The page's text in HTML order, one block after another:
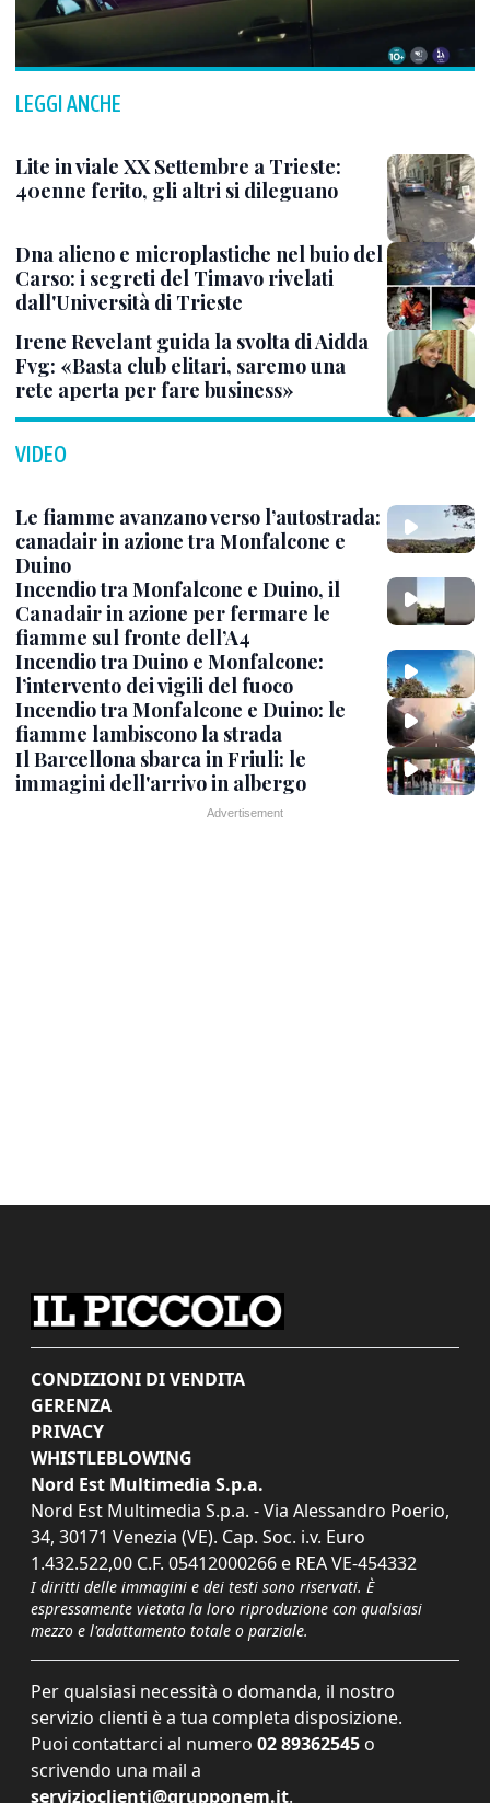
LEGGI ANCHE
Lite in viale XX Settembre a Trieste:
40enne ferito, gli altri si dileguano
Dna alieno e microplastiche nel buio del
Carso: i segreti del Timavo rivelati
dall'Università di Trieste
Irene Revelant guida la svolta di Aidda
Fvg: «Basta club elitari, saremo una
rete aperta per fare business»
VIDEO
Le fiamme avanzano verso l’autostrada:
canadair in azione tra Monfalcone e
Duino
Incendio tra Monfalcone e Duino, il
Canadair in azione per fermare le
fiamme sul fronte dell’A4
Incendio tra Duino e Monfalcone:
l’intervento dei vigili del fuoco
Incendio tra Monfalcone e Duino: le
fiamme lambiscono la strada
Il Barcellona sbarca in Friuli: le
immagini dell'arrivo in albergo
CONDIZIONI DI VENDITA
GERENZA
PRIVACY
WHISTLEBLOWING
Nord Est Multimedia S.p.a.
Nord Est Multimedia S.p.a. - Via Alessandro Poerio,
34, 30171 Venezia (VE). Cap. Soc. i.v. Euro
1.432.522,00 C.F. 05412000266 e REA VE-454332
I diritti delle immagini e dei testi sono riservati. È
espressamente vietata la loro riproduzione con qualsiasi
mezzo e l'adattamento totale o parziale.
Per qualsiasi necessità o domanda, il nostro
servizio clienti è a tua completa disposizione.
Puoi contattarci al numero 02 89362545 o
scrivendo una mail a
servizioclienti@grupponem.it.